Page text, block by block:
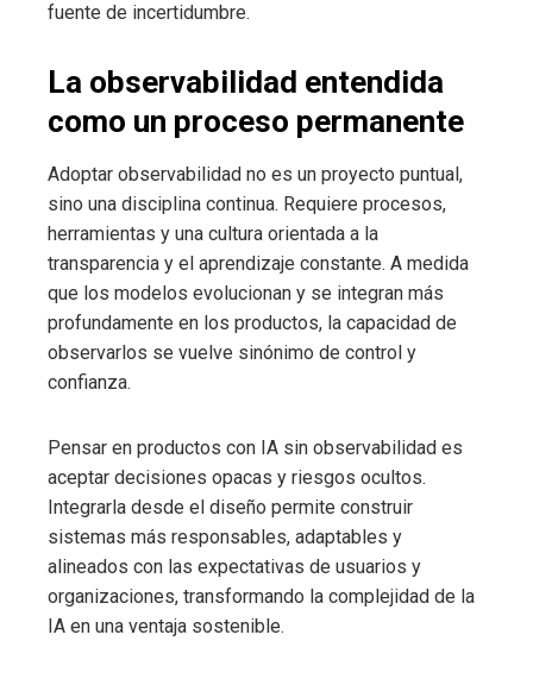
fuente de incertidumbre.
La observabilidad entendida
como un proceso permanente
Adoptar observabilidad no es un proyecto puntual,
sino una disciplina continua. Requiere procesos,
herramientas y una cultura orientada a la
transparencia y el aprendizaje constante. A medida
que los modelos evolucionan y se integran más
profundamente en los productos, la capacidad de
observarlos se vuelve sinónimo de control y
confianza.
Pensar en productos con IA sin observabilidad es
aceptar decisiones opacas y riesgos ocultos.
Integrarla desde el diseño permite construir
sistemas más responsables, adaptables y
alineados con las expectativas de usuarios y
organizaciones, transformando la complejidad de la
IA en una ventaja sostenible.